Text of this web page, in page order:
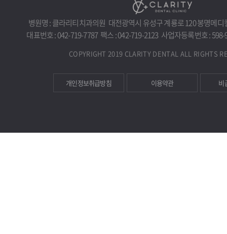
병원명 : 클라리티치과의원 대전광역시 유성구 계룡로 120 봉명메디
대표번호 : 042-719-7787 팩스 : 042-719-2123 사업자등록번호 :
COPYRIGHT 2019 CLARITY DENTAL ALL RIGHTS
개인정보취급방침 이용약관 비